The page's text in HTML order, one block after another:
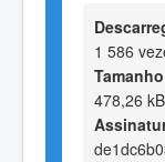
1 586
478,26 kB